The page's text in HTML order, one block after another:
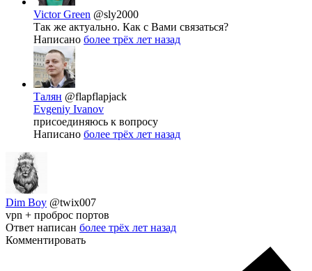
Victor Green @sly2000
Так же актуально. Как с Вами связаться?
Написано более трёх лет назад
Талян @flapflapjack
Evgeniy Ivanov
присоединяюсь к вопросу
Написано более трёх лет назад
Dim Boy @twix007
vpn + проброс портов
Ответ написан более трёх лет назад
Комментировать